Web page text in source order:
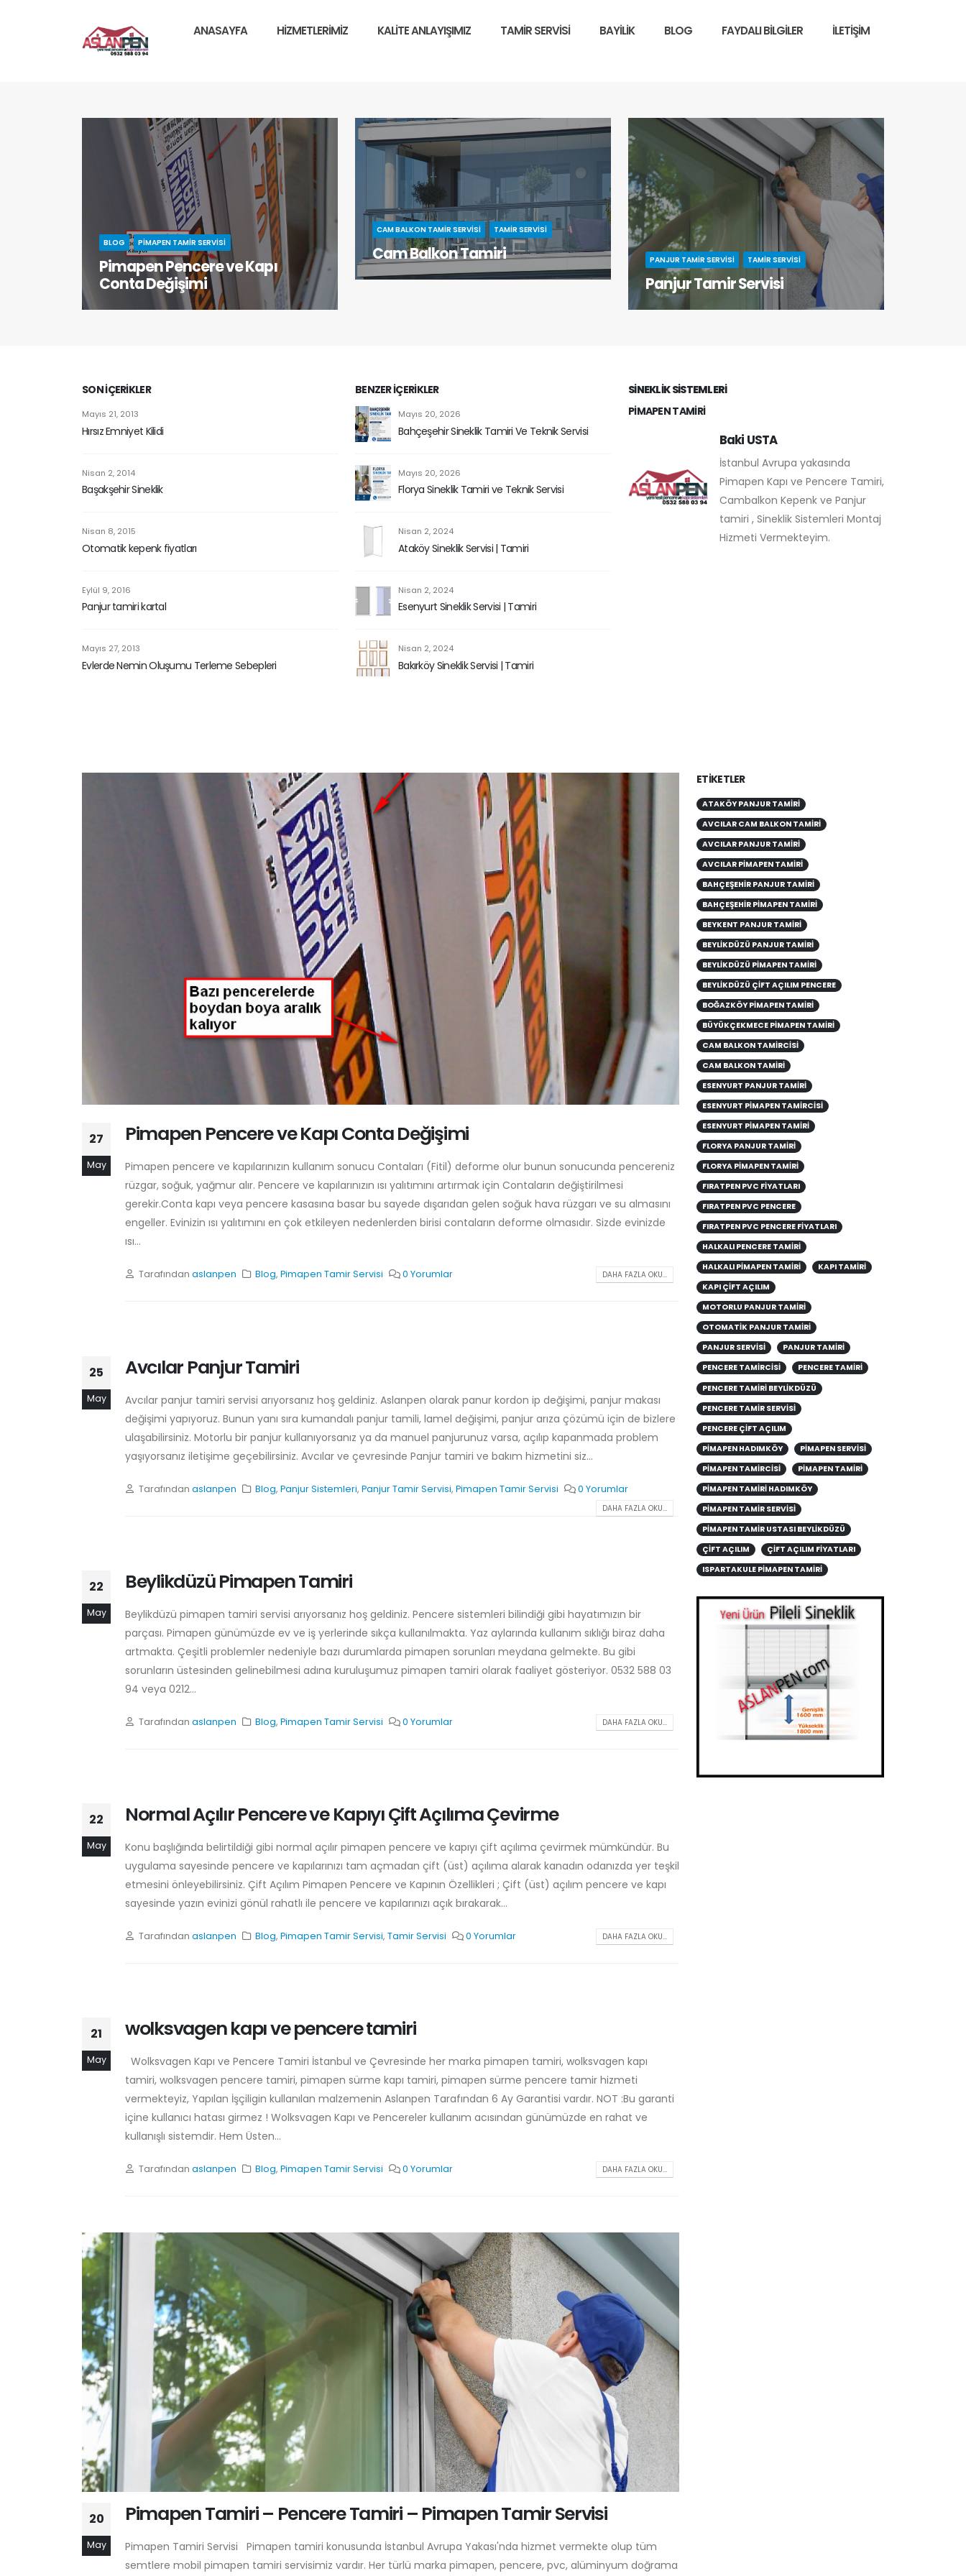
ANASAYFA HIZMETLERIMIZ KALITE ANLAYIŞIMIZ TAMIR SERVISI BAYILIK BLOG FAYDALI BILGILER İLETIŞIM
BLOG PIMAPEN TAMIR SERVISI
Pimapen Pencere ve Kapı
Conta Değişimi
Pimapen pencere ve kapılarınızın kullanım
artırmak için Contaların değiştirilmesi
gerekir.Conta kapı veya pencere kasasına basar
bu sayede dışarıdan gelen soğuk hava rüzgarı
ve su almasını engeller. Evinizin ısı yalıtımını en
çok etkileyen nedenlerden birisi contaların
deforme olmasıdır. Sizde evinizde ısı...
CAM BALKON TAMIR SERVISI TAMIR SERVISI
Cam Balkon Tamiri
Cam Balkon Tamiri - Aslanpen Cam Balkon
94 veya 0212 590 28 02 [tabs type="horizontal"]
[tabs_head][tab_title]Cam Balkon Tamir
Servisi[/tab_title][/tabs_head][tab]Cam
Balkon Tamiri, Cam Balkon Ustası, Cam Balkon
PANJUR TAMIR SERVISI TAMIR SERVISI
Panjur Tamir Servisi
Panjur Tamiri Tamir Hizmetlerimiz -Otomatik
Mekanizma Değişimi -Genel Bakım ve Yağlama
Uzaktan kumandalı panjur tamiri -El ile
kumandalı panjur tamiri -Çelik askı değişimi -
Motor değişimi -Paletlerin değişimi -Genel bakım
ve yağlama hizmeti Panjur İmalatı Panjur
profilleri alüminyum olup içi poliüretan
dolguludur. Motorlar dünyanın en sessiz çalışan
motorları tercih edilmektedir. Neler yapıyoruz ? -
SON İÇERIKLER
Mayıs 21, 2013
Hırsız Emniyet Kilidi
Nisan 2, 2014
Başakşehir Sineklik
Nisan 8, 2015
Otomatik kepenk fiyatları
Eylül 9, 2016
Panjur tamiri kartal
Mayıs 27, 2013
Evlerde Nemin Oluşumu Terleme Sebepleri
BENZER IÇERIKLER
Mayıs 20, 2026
Bahçeşehir Sineklik Tamiri Ve Teknik Servisi
Mayıs 20, 2026
Florya Sineklik Tamiri ve Teknik Servisi
Nisan 2, 2024
Ataköy Sineklik Servisi | Tamiri
Nisan 2, 2024
Esenyurt Sineklik Servisi | Tamiri
Nisan 2, 2024
Bakırköy Sineklik Servisi | Tamiri
SINEKLIK SISTEMLERI
PIMAPEN TAMIRI
Baki USTA
İstanbul Avrupa yakasında
Pimapen Kapı ve Pencere Tamiri,
Cambalkon Kepenk ve Panjur
tamiri , Sineklik Sistemleri Montaj
Hizmeti Vermekteyim.
27
May
Pimapen Pencere ve Kapı Conta Değişimi
Pimapen pencere ve kapılarınızın kullanım sonucu Contaları (Fitil) deforme olur bunun sonucunda pencereniz
rüzgar, soğuk, yağmur alır. Pencere ve kapılarınızın ısı yalıtımını artırmak için Contaların değiştirilmesi
gerekir.Conta kapı veya pencere kasasına basar bu sayede dışarıdan gelen soğuk hava rüzgarı ve su almasını
engeller. Evinizin ısı yalıtımını en çok etkileyen nedenlerden birisi contaların deforme olmasıdır. Sizde evinizde
ısı...
Tarafından aslanpen Blog,Pimapen Tamir Servisi 0 Yorumlar DAHA FAZLA OKU...
25
May
Avcılar Panjur Tamiri
Avcılar panjur tamiri servisi arıyorsanız hoş geldiniz. Aslanpen olarak panur kordon ip değişimi, panjur makası
değişimi yapıyoruz. Bunun yanı sıra kumandalı panjur tamili, lamel değişimi, panjur arıza çözümü için de bizlere
ulaşabilirsiniz. Motorlu bir panjur kullanıyorsanız ya da manuel panjurunuz varsa, açılıp kapanmada problem
yaşıyorsanız iletişime geçebilirsiniz. Avcılar ve çevresinde Panjur tamiri ve bakım hizmetini siz...
Tarafından aslanpen Blog,Panjur Sistemleri,Panjur Tamir Servisi,Pimapen Tamir Servisi 0 Yorumlar
DAHA FAZLA OKU...
22
May
Beylikdüzü Pimapen Tamiri
Beylikdüzü pimapen tamiri servisi arıyorsanız hoş geldiniz. Pencere sistemleri bilindiği gibi hayatımızın bir
parçası. Pimapen günümüzde ev ve iş yerlerinde sıkça kullanılmakta. Yaz aylarında kullanım sıklığı biraz daha
artmakta. Çeşitli problemler nedeniyle bazı durumlarda pimapen sorunları meydana gelmekte. Bu gibi
sorunların üstesinden gelinebilmesi adına kuruluşumuz pimapen tamiri olarak faaliyet gösteriyor. 0532 588 03
94 veya 0212...
Tarafından aslanpen Blog,Pimapen Tamir Servisi 0 Yorumlar DAHA FAZLA OKU...
22
May
Normal Açılır Pencere ve Kapıyı Çift Açılıma Çevirme
Konu başlığında belirtildiği gibi normal açılır pimapen pencere ve kapıyı çift açılıma çevirmek mümkündür. Bu
uygulama sayesinde pencere ve kapılarınızı tam açmadan çift (üst) açılıma alarak kanadın odanızda yer teşkil
etmesini önleyebilirsiniz. Çift Açılım Pimapen Pencere ve Kapının Özellikleri ; Çift (üst) açılım pencere ve kapı
sayesinde yazın evinizi gönül rahatlı ile pencere ve kapılarınızı açık bırakarak...
Tarafından aslanpen Blog,Pimapen Tamir Servisi,Tamir Servisi 0 Yorumlar DAHA FAZLA OKU...
21
May
wolksvagen kapı ve pencere tamiri
Wolksvagen Kapı ve Pencere Tamiri İstanbul ve Çevresinde her marka pimapen tamiri, wolksvagen kapı
tamiri, wolksvagen pencere tamiri, pimapen sürme kapı tamiri, pimapen sürme pencere tamir hizmeti
vermekteyiz, Yapılan İşçiligin kullanılan malzemenin Aslanpen Tarafından 6 Ay Garantisi vardır. NOT :Bu garanti
içine kullanıcı hatası girmez ! Wolksvagen Kapı ve Pencereler kullanım acısından günümüzde en rahat ve
kullanışlı sistemdir. Hem Üsten...
Tarafından aslanpen Blog,Pimapen Tamir Servisi 0 Yorumlar DAHA FAZLA OKU...
20
May
Pimapen Tamiri – Pencere Tamiri – Pimapen Tamir Servisi
Pimapen Tamiri Servisi Pimapen tamiri konusunda İstanbul Avrupa Yakası'nda hizmet vermekte olup tüm
semtlere mobil pimapen tamiri servisimiz vardır. Her türlü marka pimapen, pencere, pvc, alüminyum doğrama
ETIKETLER
ATAKÖY PANJUR TAMIRI
AVCILAR CAM BALKON TAMIRI
AVCILAR PANJUR TAMIRI
AVCILAR PIMAPEN TAMIRI
BAHÇEŞEHIR PANJUR TAMIRI
BAHÇEŞEHIR PIMAPEN TAMIRI
BEYKENT PANJUR TAMIRI
BEYLIKDÜZÜ PANJUR TAMIRI
BEYLIKDÜZÜ PIMAPEN TAMIRI
BEYLIKDÜZÜ ÇIFT AÇILIM PENCERE
BOĞAZKÖY PIMAPEN TAMIRI
BÜYÜKÇEKMECE PIMAPEN TAMIRI
CAM BALKON TAMIRCISI
CAM BALKON TAMIRI
ESENYURT PANJUR TAMIRI
ESENYURT PIMAPEN TAMIRCISI
ESENYURT PIMAPEN TAMIRI
FLORYA PANJUR TAMIRI
FLORYA PIMAPEN TAMIRI
FIRATPEN PVC FIYATLARI
FIRATPEN PVC PENCERE
FIRATPEN PVC PENCERE FIYATLARI
HALKALI PENCERE TAMIRI
HALKALI PIMAPEN TAMIRI
KAPI TAMIRI
KAPI ÇIFT AÇILIM
MOTORLU PANJUR TAMIRI
OTOMATIK PANJUR TAMIRI
PANJUR SERVISI
PANJUR TAMIRI
PENCERE TAMIRCISI
PENCERE TAMIRI
PENCERE TAMIRI BEYLIKDÜZÜ
PENCERE TAMIR SERVISI
PENCERE ÇIFT AÇILIM
PIMAPEN HADIMKÖY
PIMAPEN SERVISI
PIMAPEN TAMIRCISI
PIMAPEN TAMIRI
PIMAPEN TAMIRI HADIMKÖY
PIMAPEN TAMIR SERVISI
PIMAPEN TAMIR USTASI BEYLIKDÜZÜ
ÇIFT AÇILIM
ÇIFT AÇILIM FIYATLARI
ISPARTAKULE PIMAPEN TAMIRI